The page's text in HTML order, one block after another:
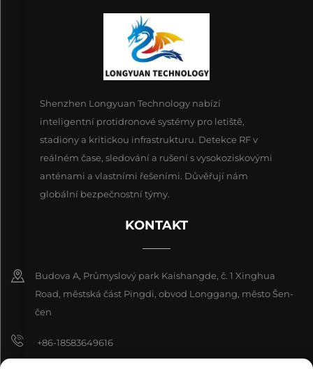
Shenzhen Longyuan Technology nabízí
inteligentní protidronové systémy pro letiště,
stadiony a kritickou infrastrukturu. Detekce RF v
reálném čase, sledování a rušení s vysokoziskovými
anténami a vlastními řešeními. Důvěřují nám
globální bezpečnostní týmy.
KONTAKT
Budova A, Průmyslový park Kaishangde, č. 1 Xinghua
Road, městská část Pingdi, obvod Longgang, město Šen-
čen
+86-18583649616